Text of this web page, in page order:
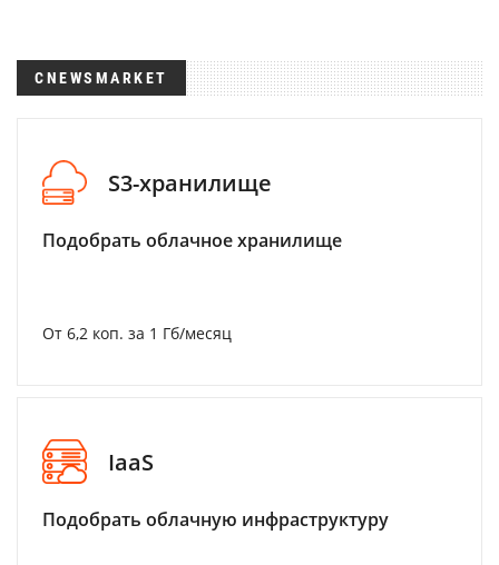
CNEWSMARKET
S3-хранилище
Подобрать облачное хранилище
От 6,2 коп. за 1 Гб/месяц
IaaS
Подобрать облачную инфраструктуру